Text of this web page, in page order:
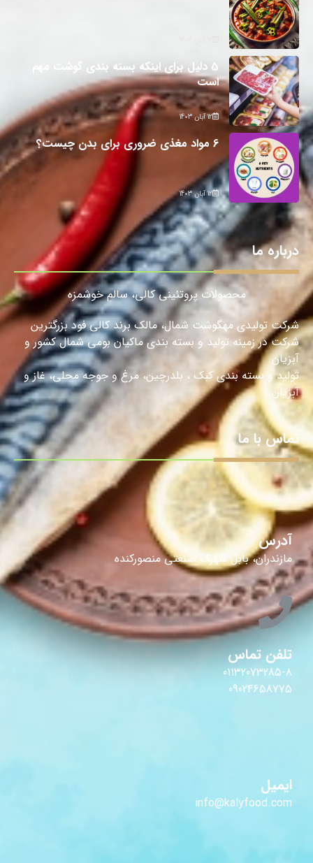
5 دلیل برای اینکه بسته بندی گوشت مهم
است
12 آبان 1403
6 مواد مغذی ضروری برای بدن چیست؟
12 آبان 1403
درباره ما
محصولات پروتئینی کالی، سالمِ خوشمزه
شرکت تولیدی مهگوشت شمال، مالک برند کالی فود بزرگترین
شرکت در زمینه تولید و بسته بندی ماکیان بومی شمال کشور و
آبزیان
تولید و بسته بندی کبک ، بلدرچین، مرغ و جوجه محلی، غاز و
آبزیان.
تماس با ما
آدرس
مازندران، بابل شهرک صنعتی منصورکنده
تلفن تماس
01132073285-8
09024658775
ایمیل
info@kalyfood.com